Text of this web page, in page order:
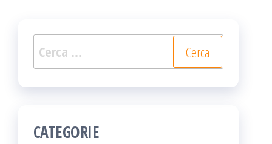
Ricerca
per:
CATEGORIE